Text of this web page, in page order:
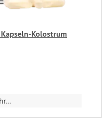
Kolostrum